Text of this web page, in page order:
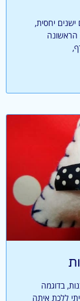
יחסית,
הראשונה
בדוגמה
ללכת איתה